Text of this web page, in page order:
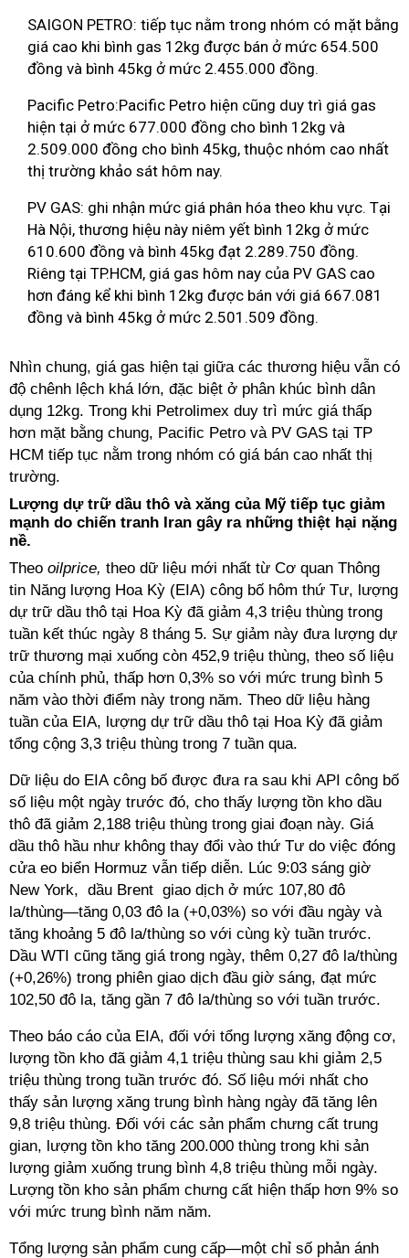
SAIGON PETRO: tiếp tục nằm trong nhóm có mặt bằng
giá cao khi bình gas 12kg được bán ở mức 654.500
đồng và bình 45kg ở mức 2.455.000 đồng.
Pacific Petro:Pacific Petro hiện cũng duy trì giá gas
hiện tại ở mức 677.000 đồng cho bình 12kg và
2.509.000 đồng cho bình 45kg, thuộc nhóm cao nhất
thị trường khảo sát hôm nay.
PV GAS: ghi nhận mức giá phân hóa theo khu vực. Tại
Hà Nội, thương hiệu này niêm yết bình 12kg ở mức
610.600 đồng và bình 45kg đạt 2.289.750 đồng.
Riêng tại TP.HCM, giá gas hôm nay của PV GAS cao
hơn đáng kể khi bình 12kg được bán với giá 667.081
đồng và bình 45kg ở mức 2.501.509 đồng.
Nhìn chung, giá gas hiện tại giữa các thương hiệu vẫn có
độ chênh lệch khá lớn, đặc biệt ở phân khúc bình dân
dụng 12kg. Trong khi Petrolimex duy trì mức giá thấp
hơn mặt bằng chung, Pacific Petro và PV GAS tại TP
HCM tiếp tục nằm trong nhóm có giá bán cao nhất thị
trường.
Lượng dự trữ dầu thô và xăng của Mỹ tiếp tục giảm
mạnh do chiến tranh Iran gây ra những thiệt hại nặng
nề.
Theo oilprice, theo dữ liệu mới nhất từ ​​Cơ quan Thông
tin Năng lượng Hoa Kỳ (EIA) công bố hôm thứ Tư, lượng
dự trữ dầu thô tại Hoa Kỳ đã giảm 4,3 triệu thùng trong
tuần kết thúc ngày 8 tháng 5. Sự giảm này đưa lượng dự
trữ thương mại xuống còn 452,9 triệu thùng, theo số liệu
của chính phủ, thấp hơn 0,3% so với mức trung bình 5
năm vào thời điểm này trong năm. Theo dữ liệu hàng
tuần của EIA, lượng dự trữ dầu thô tại Hoa Kỳ đã giảm
tổng cộng 3,3 triệu thùng trong 7 tuần qua.
Dữ liệu do EIA công bố được đưa ra sau khi API công bố
số liệu một ngày trước đó, cho thấy lượng tồn kho dầu
thô đã giảm 2,188 triệu thùng trong giai đoạn này. Giá
dầu thô hầu như không thay đổi vào thứ Tư do việc đóng
cửa eo biển Hormuz vẫn tiếp diễn. Lúc 9:03 sáng giờ
New York, dầu Brent giao dịch ở mức 107,80 đô
la/thùng—tăng 0,03 đô la (+0,03%) so với đầu ngày và
tăng khoảng 5 đô la/thùng so với cùng kỳ tuần trước.
Dầu WTI cũng tăng giá trong ngày, thêm 0,27 đô la/thùng
(+0,26%) trong phiên giao dịch đầu giờ sáng, đạt mức
102,50 đô la, tăng gần 7 đô la/thùng so với tuần trước.
Theo báo cáo của EIA, đối với tổng lượng xăng động cơ,
lượng tồn kho đã giảm 4,1 triệu thùng sau khi giảm 2,5
triệu thùng trong tuần trước đó. Số liệu mới nhất cho
thấy sản lượng xăng trung bình hàng ngày đã tăng lên
9,8 triệu thùng. Đối với các sản phẩm chưng cất trung
gian, lượng tồn kho tăng 200.000 thùng trong khi sản
lượng giảm xuống trung bình 4,8 triệu thùng mỗi ngày.
Lượng tồn kho sản phẩm chưng cất hiện thấp hơn 9% so
với mức trung bình năm năm.
Tổng lượng sản phẩm cung cấp—một chỉ số phản ánh